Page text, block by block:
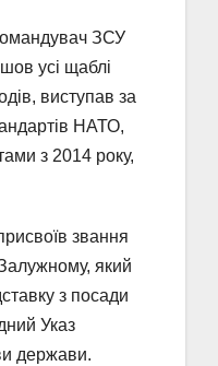
ЗСУ
усі щаблі
виступав за
НАТО,
з 2014 року,
звання
який
з посади
Указ
держави.